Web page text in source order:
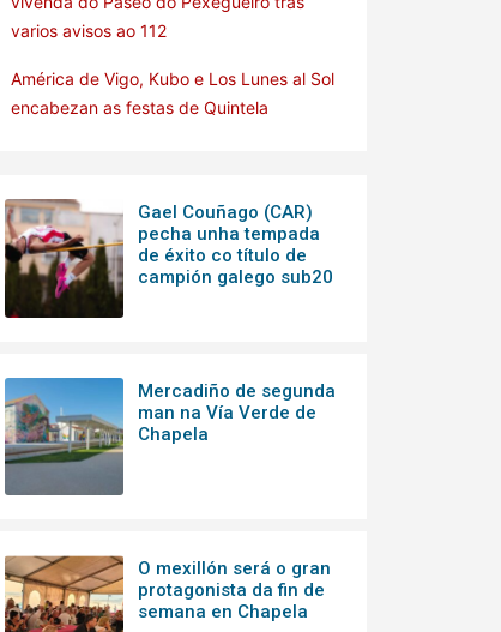
varios avisos ao 112
América de Vigo, Kubo e Los Lunes al Sol
encabezan as festas de Quintela
Gael Couñago (CAR)
pecha unha tempada
de éxito co título de
campión galego sub20
Mercadiño de segunda
man na Vía Verde de
Chapela
O mexillón será o gran
protagonista da fin de
semana en Chapela